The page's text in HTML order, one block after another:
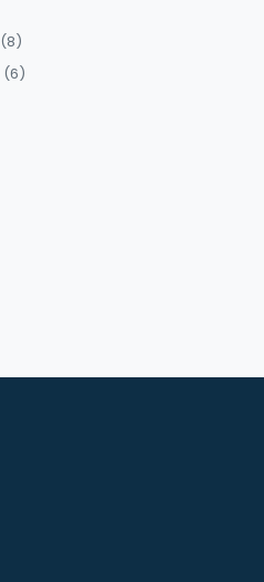
(8)
(6)